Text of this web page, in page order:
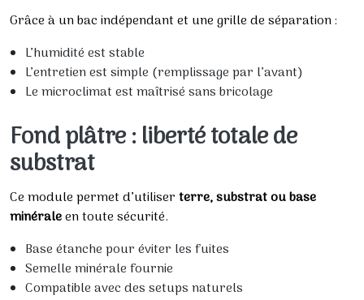
Grâce à un bac indépendant et une grille de séparation :
L’humidité est stable
L’entretien est simple (remplissage par l’avant)
Le microclimat est maîtrisé sans bricolage
Fond plâtre : liberté totale de
substrat
Ce module permet d’utiliserterre, substrat ou base
minéraleen toute sécurité.
Base étanche pour éviter les fuites
Semelle minérale fournie
Compatible avec des setups naturels